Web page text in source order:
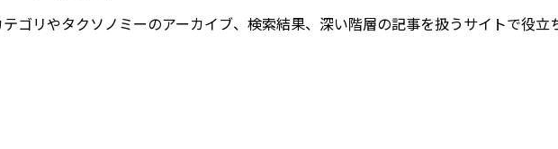
ゴリやタクソノミーのアーカイブ、検索結果、深い階層の記事を扱うサイトで役立